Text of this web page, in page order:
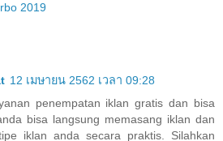
2019
12 เมษายน 2562 เวลา 09:28
penempatan iklan gratis dan bisa
bisa langsung memasang iklan dan
iklan anda secara praktis. Silahkan